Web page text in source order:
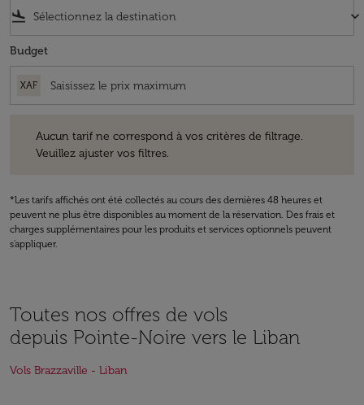
flight_land keyboard_arrow_down
Budget
XAF
Aucun tarif ne correspond à vos critères de filtrage.
Veuillez ajuster vos filtres.
*Les tarifs affichés ont été collectés au cours des dernières 48 heures et
peuvent ne plus être disponibles au moment de la réservation. Des frais et
charges supplémentaires pour les produits et services optionnels peuvent
s'appliquer.
Toutes nos offres de vols
depuis Pointe-Noire vers le Liban
Vols Brazzaville - Liban